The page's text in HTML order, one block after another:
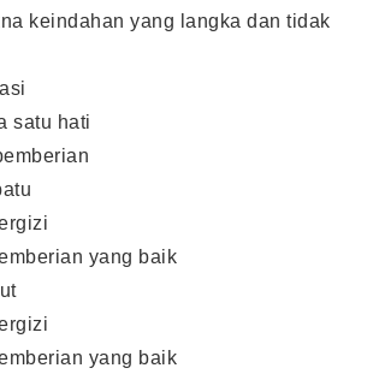
keindahan yang langka dan tidak
satu hati
yang baik
yang baik